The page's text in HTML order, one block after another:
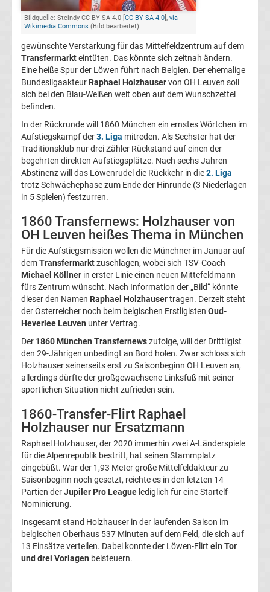
Transfergerüchte
1.
FC
Köln
Transfergerüchte
1.
FC
Magdeburg
Transfergerüchte
1.
FC
Nürnberg
Transfergerüchte
FC
Saarbrücken
Transfergerüchte
1.
FC
Bildquelle: Steindy CC BY-SA 4.0 [CC BY-SA 4.0], via
Wikimedia Commons (Bild bearbeitet)
gewünschte Verstärkung für das Mittelfeldzentrum auf dem
Transfermarkteintüten. Das könnte sich zeitnah ändern.
Eine heiße Spur der Löwen führt nach Belgien. Der ehemalige
Bundesligaakteur Raphael Holzhauservon OH Leuven soll
sich bei den Blau-Weißen weit oben auf dem Wunschzettel
befinden.
In der Rückrunde will 1860 München ein ernstes Wörtchen im
Aufstiegskampf der3. Liga mitreden. Als Sechster hat der
Traditionsklub nur drei Zähler Rückstand auf einen der
begehrten direkten Aufstiegsplätze. Nach sechs Jahren
Abstinenz will das Löwenrudel die Rückkehr in die2. Liga
trotz Schwächephase zum Ende der Hinrunde (3 Niederlagen
in 5 Spielen) festzurren.
1860 Transfernews: Holzhauser von
OH Leuven heißes Thema in München
Für die Aufstiegsmission wollen die Münchner im Januar auf
demTransfermarktzuschlagen, wobei sich TSV-Coach
Michael Köllner in erster Linie einen neuen Mittefeldmann
fürs Zentrum wünscht. Nach Information der „Bild“ könnte
dieser den Namen Raphael Holzhausertragen. Derzeit steht
der Österreicher noch beim belgischen Erstligisten Oud-
Heverlee Leuven unter Vertrag.
Der 1860 München Transfernewszufolge, will der Drittligist
den 29-Jährigen unbedingt an Bord holen. Zwar schloss sich
Holzhauser seinerseits erst zu Saisonbeginn OH Leuven an,
allerdings dürfte der großgewachsene Linksfuß mit seiner
sportlichen Situation nicht zufrieden sein.
1860-Transfer-Flirt Raphael
Holzhauser nur Ersatzmann
Raphael Holzhauser, der 2020 immerhin zwei A-Länderspiele
für die Alpenrepublik bestritt, hat seinen Stammplatz
eingebüßt. War der 1,93 Meter große Mittelfeldakteur zu
Saisonbeginn noch gesetzt, reichte es in den letzten 14
Partien derJupiler Pro League lediglich für eine Startelf-
Nominierung.
Insgesamt stand Holzhauser in der laufenden Saison im
belgischen Oberhaus 537 Minuten auf dem Feld, die sich auf
13 Einsätze verteilen. Dabei konnte der Löwen-Flirt ein Tor
und drei Vorlagen beisteuern.